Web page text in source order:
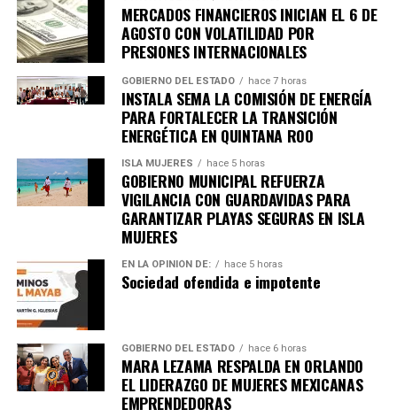
Recibe las noticias al instante
Únete al canal oficial de WhatsApp de
MERCADOS FINANCIEROS INICIAN EL 6 DE
AGOSTO CON VOLATILIDAD POR
PRESIONES INTERNACIONALES
GOBIERNO DEL ESTADO hace 7 horas
INSTALA SEMA LA COMISIÓN DE ENERGÍA
PARA FORTALECER LA TRANSICIÓN
ENERGÉTICA EN QUINTANA ROO
ISLA MUJERES hace 5 horas
GOBIERNO MUNICIPAL REFUERZA
VIGILANCIA CON GUARDAVIDAS PARA
GARANTIZAR PLAYAS SEGURAS EN ISLA
MUJERES
EN LA OPINIÓN DE: hace 5 horas
Sociedad ofendida e impotente
GOBIERNO DEL ESTADO hace 6 horas
MARA LEZAMA RESPALDA EN ORLANDO
EL LIDERAZGO DE MUJERES MEXICANAS
EMPRENDEDORAS